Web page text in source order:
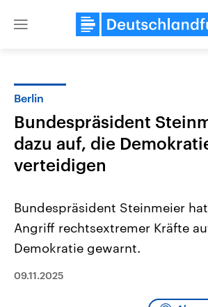
Close
Landtagswahl Sachsen-Anhalt
2026
Sachsen-Anhalt wählt am 6.
den
Berlin
Bundespräsident
dazu auf, die
verteidigen
Bundespräsident Steinmeier
Angriff rechtsextremer Kräfte
Demokratie gewarnt.
09.11.2025